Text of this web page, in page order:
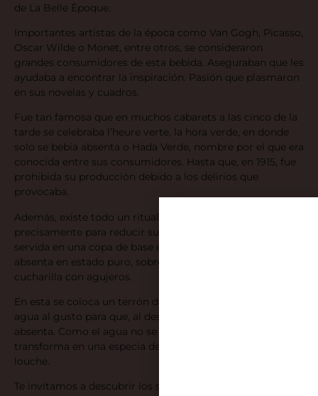
de La Belle Èpoque.
Importantes artistas de la época como Van Gogh, Picasso,
Oscar Wilde o Monet, entre otros, se consideraron
grandes consumidores de esta bebida. Aseguraban que les
ayudaba a encontrar la inspiración. Pasión que plasmaron
en sus novelas y cuadros.
Fue tan famosa que en muchos cabarets a las cinco de la
tarde se celebraba l’heure verte, la hora verde, en donde
solo se bebía absenta o Hada Verde, nombre por el que era
conocida entre sus consumidores. Hasta que, en 1915, fue
prohibida su producción debido a los delirios que
provocaba.
Además, existe todo un ritual en torno a esta bebida,
precisamente para reducir su elevada graduación. Es
servida en una copa de base esférica, para contener la
absenta en estado puro, sobre la que se sitúa una
cucharilla con agujeros.
En esta se coloca un terrón de azúcar al que se le echa
agua al gusto para que, al deshacerse, caiga sobre la
absenta. Como el agua no se diluye en esta bebida, se
transforma en una especia de esencia lechosa llamada
louche.
Te invitamos a descubrir los secretos que esta deliciosa